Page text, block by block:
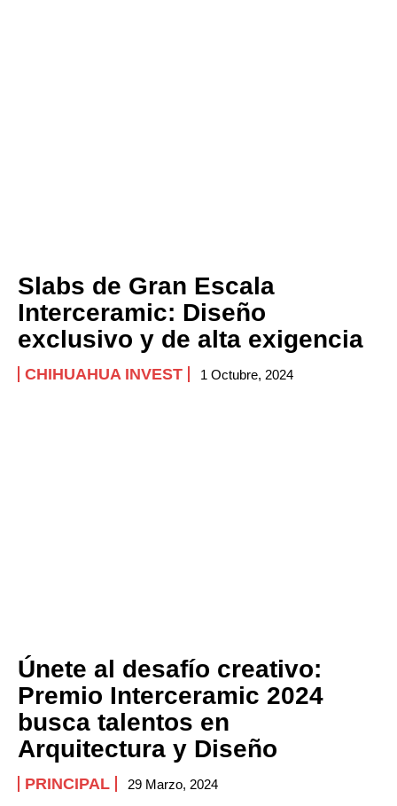
Slabs de Gran Escala
Interceramic: Diseño
exclusivo y de alta exigencia
CHIHUAHUA INVEST 1 Octubre, 2024
Únete al desafío creativo:
Premio Interceramic 2024
busca talentos en
Arquitectura y Diseño
PRINCIPAL 29 Marzo, 2024